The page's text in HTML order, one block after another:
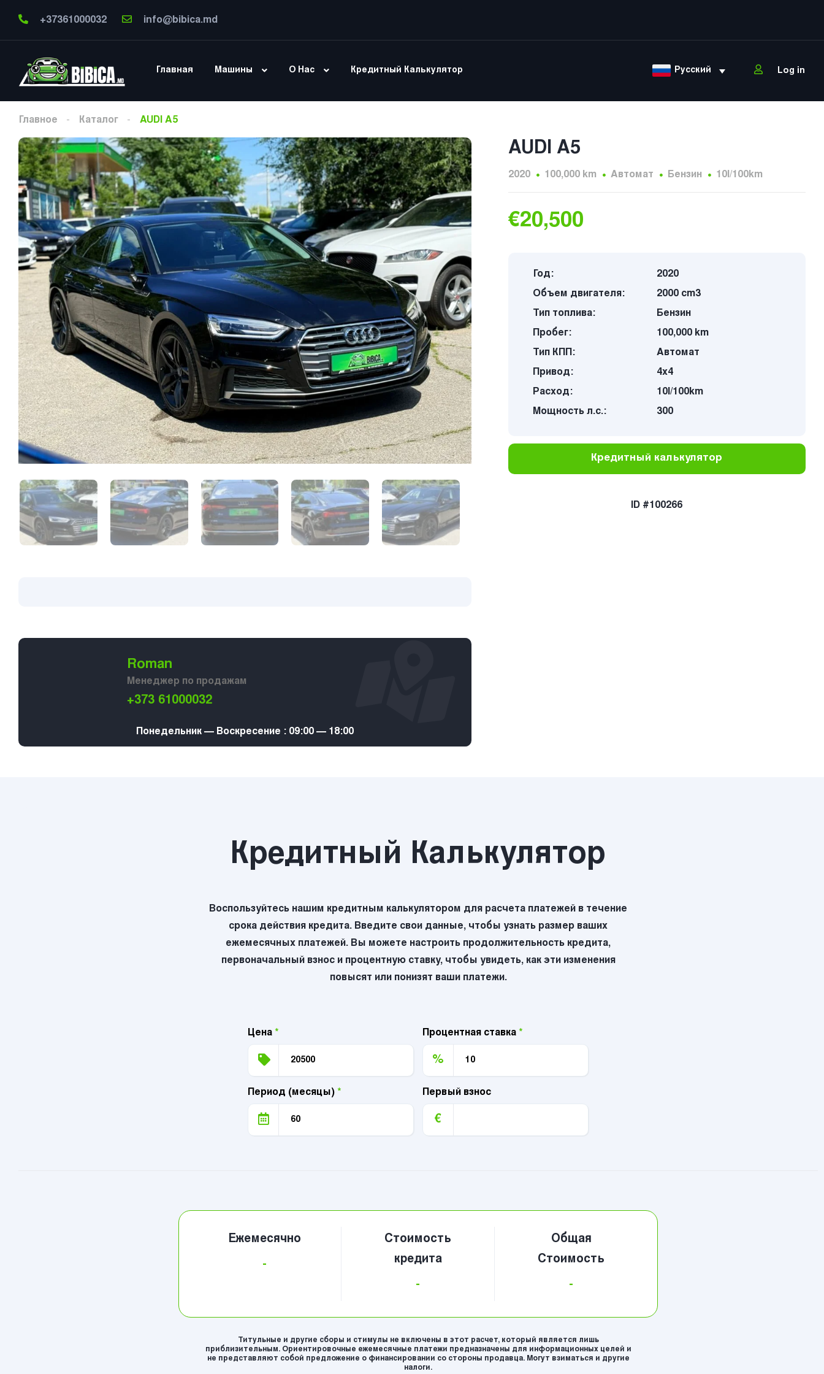
+37361000032 info@bibica.md
Главная Машины О Нас Кредитный Калькулятор Русский Log in
Главное Каталог AUDI A5
Roman
Менеджер по продажам
+373 61000032
Понедельник — Воскресение : 09:00 — 18:00
AUDI A5
2020 100,000 km Автомат Бензин 10l/100km
€20,500
Год:
2020
Объем двигателя:
2000 cm3
Тип топлива:
Бензин
Пробег:
100,000 km
Тип КПП:
Автомат
Привод:
4х4
Расход:
10l/100km
Мощность л.с.:
300
Кредитный калькулятор
ID #100266
Кредитный Калькулятор
Воспользуйтесь нашим кредитным калькулятором для расчета платежей в течение
срока действия кредита. Введите свои данные, чтобы узнать размер ваших
ежемесячных платежей. Вы можете настроить продолжительность кредита,
первоначальный взнос и процентную ставку, чтобы увидеть, как эти изменения
повысят или понизят ваши платежи.
Цена * Процентная ставка *
%
Период (месяцы) * Первый взнос
€
Ежемесячно
-
Стоимость
кредита
-
Общая
Стоимость
-
Титульные и другие сборы и стимулы не включены в этот расчет, который является лишь
приблизительным. Ориентировочные ежемесячные платежи предназначены для информационных целей и
не представляют собой предложение о финансировании со стороны продавца. Могут взиматься и другие
налоги.